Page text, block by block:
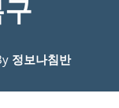
정보나침반